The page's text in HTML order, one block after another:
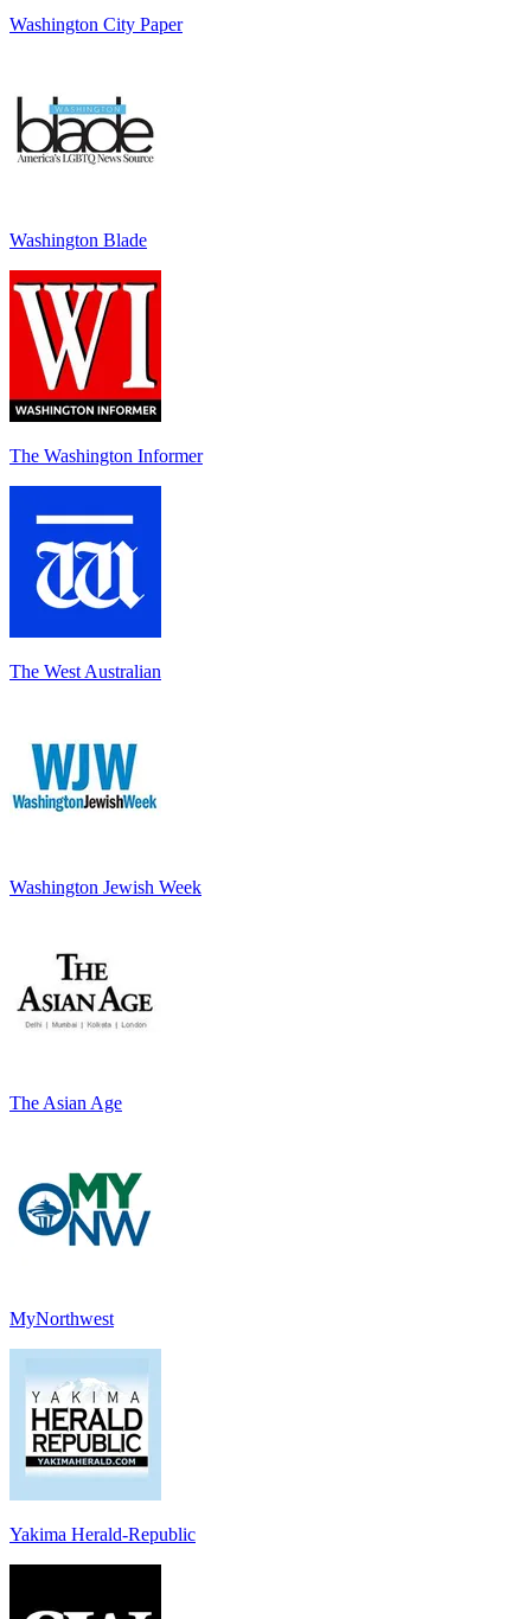
Washington City Paper
Washington Blade
The Washington Informer
The West Australian
Washington Jewish Week
The Asian Age
MyNorthwest
Yakima Herald-Republic